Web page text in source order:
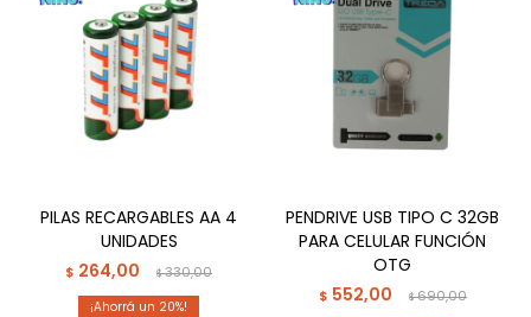
PILAS RECARGABLES AA 4
UNIDADES
$ 264,00 $330,00
20
PENDRIVE USB TIPO C 32GB
PARA CELULAR FUNCIÓN
OTG
$ 552,00 $690,00